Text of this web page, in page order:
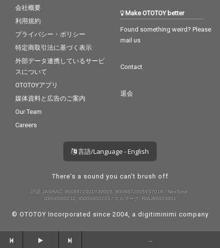
会社概要
利用規約
プライバシー・ポリシー
特定商取引法に基づく表示
外部データ連携しているサービ
スについて
OTOTOYアプリ
媒体資料と広告のご案内
Our Team
Careers
Make OTOTOY better
Found something weird? Please
mail us
Contact
退会
言語/Language - English
There's a sound you can't brush off
許諾 JASRAC: 9008872001Y30005, 9008872005Y37019 / NexTone:
ID000000232, ID000000233 / エルマーク: RIAJ80023001
© OTOTOY Incorporated since 2004, a digitiminimi company
--